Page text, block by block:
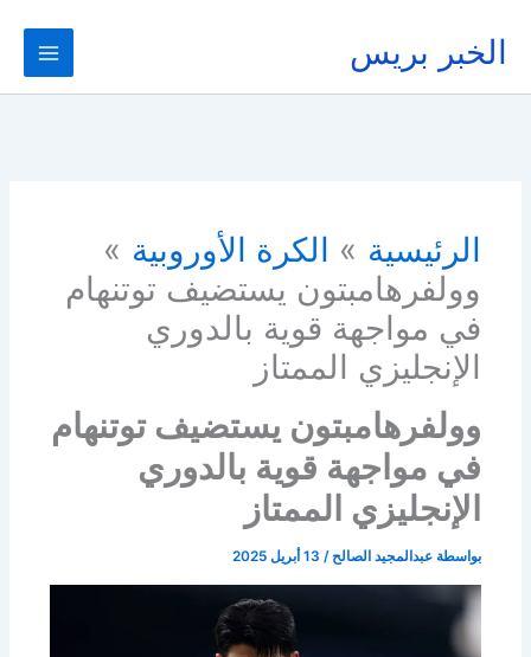
المحتوى
الخبر بريس
الرئيسية
الكرة الأوروبية
وولفرهامبتون يستضيف توتنهام
في مواجهة قوية بالدوري
الإنجليزي الممتاز
وولفرهامبتون يستضيف توتنهام
في مواجهة قوية بالدوري
الإنجليزي الممتاز
بواسطة عبدالمجيد الصالح/ 13 أبريل 2025